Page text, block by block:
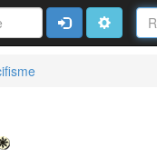
Nom
de
la
ConnexionAvancé